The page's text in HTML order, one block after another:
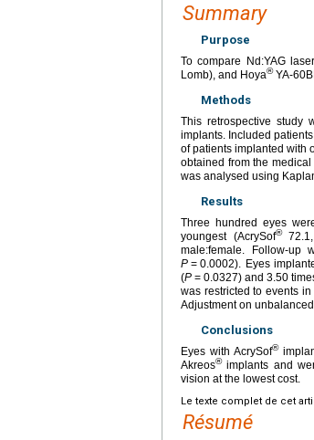
Summary
Purpose
To compare Nd:YAG
Lomb), and Hoya®YA-
Methods
This retrospective study
implants. Included
of patients implanted with
obtained from the
was analysed using
Results
Three hundred eyes
youngest (AcrySof®72.1,
male:female. Follow-up
P = 0.0002). Eyes
(P = 0.0327) and 3.50
was restricted to events
Adjustment on
Conclusions
Eyes with AcrySof®
Akreos®implants and
vision at the lowest cost.
Le texte complet de cet
Résumé